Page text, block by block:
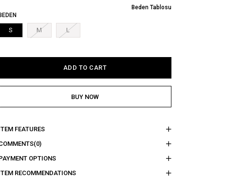
S M L
Beden Tablosu
FEATURES
(0)
OPTIONS
RECOMMENDATIONS